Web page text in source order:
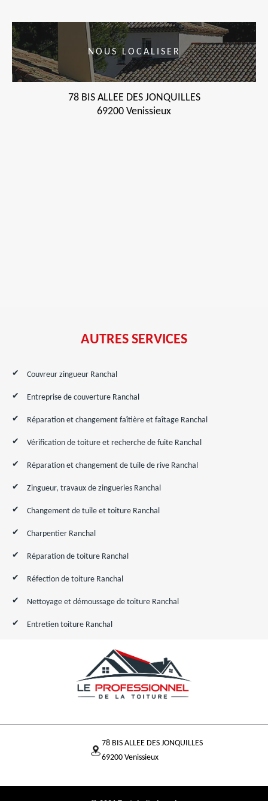
NOUS LOCALISER
78 BIS ALLEE DES JONQUILLES
69200 Venissieux
AUTRES SERVICES
Couvreur zingueur Ranchal
Entreprise de couverture Ranchal
Réparation et changement faîtière et faîtage Ranchal
Vérification de toiture et recherche de fuite Ranchal
Réparation et changement de tuile de rive Ranchal
Zingueur, travaux de zingueries Ranchal
Changement de tuile et toiture Ranchal
Charpentier Ranchal
Réparation de toiture Ranchal
Réfection de toiture Ranchal
Nettoyage et démoussage de toiture Ranchal
Entretien toiture Ranchal
78 BIS ALLEE DES JONQUILLES
69200 Venissieux